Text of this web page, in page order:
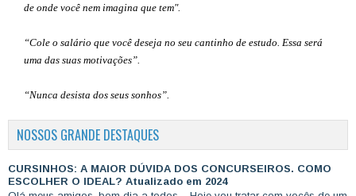
de onde você nem imagina que tem".
“Cole o salário que você deseja no seu cantinho de estudo. Essa será
uma das suas motivações”
“Nunca desista dos seus sonhos”.
NOSSOS GRANDE DESTAQUES
CURSINHOS: A MAIOR DÚVIDA DOS CONCURSEIROS. COMO
ESCOLHER O IDEAL? Atualizado em 2024